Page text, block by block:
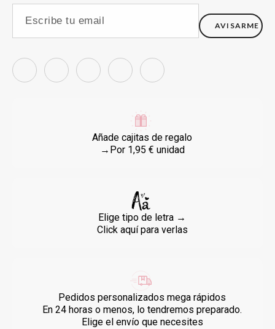
AVISARME
Añade cajitas de regalo
→Por 1,95 € unidad
Elige tipo de letra →
Click aquí para verlas
Pedidos personalizados mega rápidos
En 24 horas o menos, lo tendremos preparado.
Elige el envío que necesites